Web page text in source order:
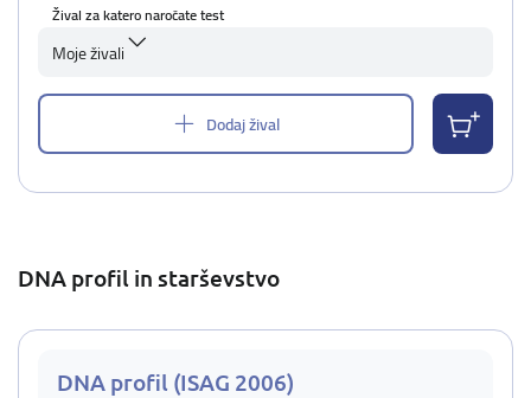
Žival za katero naročate test
Moje živali
Dodaj žival
DNA profil in starševstvo
DNA profil (ISAG 2006)